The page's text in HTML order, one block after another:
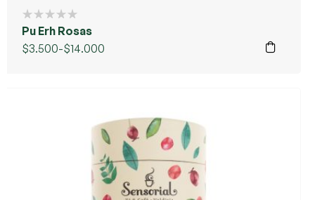
Pu Erh Rosas
$3.500-$14.000